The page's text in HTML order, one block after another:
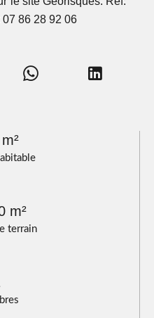
terrain
m²
86 28 92 06